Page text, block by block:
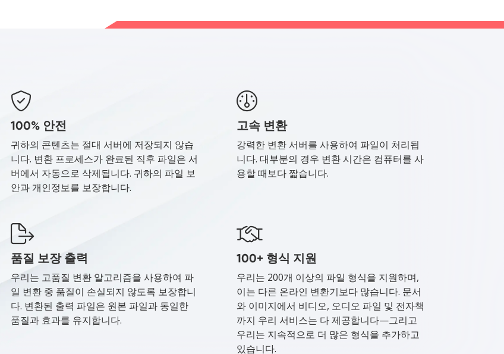
100% 안전
귀하의 콘텐츠는 절대 서버에 저장되지 않습
니다. 변환 프로세스가 완료된 직후 파일은 서
버에서 자동으로 삭제됩니다. 귀하의 파일 보
안과 개인정보를 보장합니다.
고속 변환
강력한 변환 서버를 사용하여 파일이 처리됩
니다. 대부분의 경우 변환 시간은 컴퓨터를 사
용할 때보다 짧습니다.
품질 보장 출력
우리는 고품질 변환 알고리즘을 사용하여 파
일 변환 중 품질이 손실되지 않도록 보장합니
다. 변환된 출력 파일은 원본 파일과 동일한
품질과 효과를 유지합니다.
100+ 형식 지원
우리는 200개 이상의 파일 형식을 지원하며,
이는 다른 온라인 변환기보다 많습니다. 문서
와 이미지에서 비디오, 오디오 파일 및 전자책
까지 우리 서비스는 다 제공합니다—그리고
우리는 지속적으로 더 많은 형식을 추가하고
있습니다.